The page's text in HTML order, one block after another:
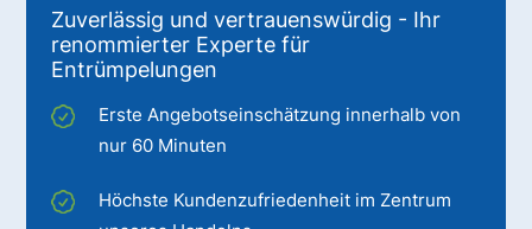
Zuverlässig und vertrauenswürdig - Ihr
renommierter Experte für
Entrümpelungen
Erste Angebotseinschätzung innerhalb von
nur 60 Minuten
Höchste Kundenzufriedenheit im Zentrum